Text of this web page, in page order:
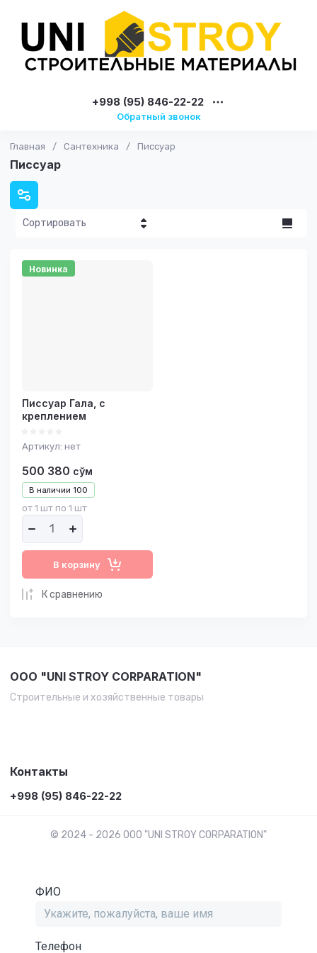
+998 (95) 846-22-22
Обратный звонок
Главная / Сантехника / Писсуар
Писсуар
Сортировать
Цена -
Новинка
Писсуар Гала, с
креплением
Артикул: нет
В наличии 100
500 380 сўм
от 1 шт по 1 шт
В корзину
К сравнению
OOO "UNI STROY CORPARATION"
Строительные и хозяйственные товары
Контакты
+998 (95) 846-22-22
© 2024 - 2026 OOO "UNI STROY CORPARATION"